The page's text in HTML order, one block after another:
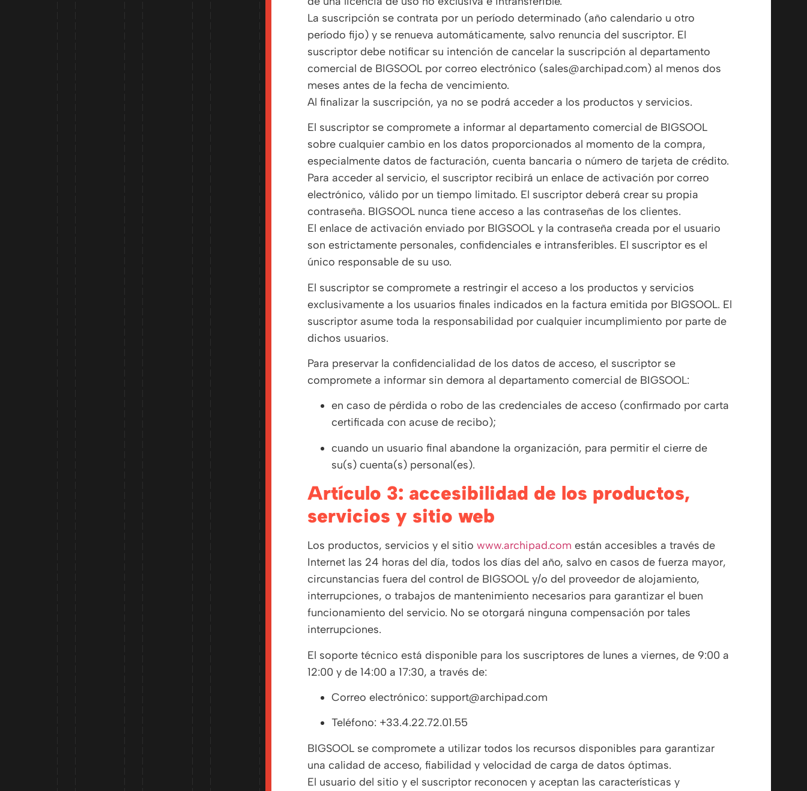
La suscripción se contrata por un período determinado (año calendario u otro
período fijo) y se renueva automáticamente, salvo renuncia del suscriptor. El
suscriptor debe notificar su intención de cancelar la suscripción al departamento
comercial de BIGSOOL por correo electrónico (sales@archipad.com) al menos dos
meses antes de la fecha de vencimiento.
Al finalizar la suscripción, ya no se podrá acceder a los productos y servicios.
El suscriptor se compromete a informar al departamento comercial de BIGSOOL
sobre cualquier cambio en los datos proporcionados al momento de la compra,
especialmente datos de facturación, cuenta bancaria o número de tarjeta de crédito.
Para acceder al servicio, el suscriptor recibirá un enlace de activación por correo
electrónico, válido por un tiempo limitado. El suscriptor deberá crear su propia
contraseña. BIGSOOL nunca tiene acceso a las contraseñas de los clientes.
El enlace de activación enviado por BIGSOOL y la contraseña creada por el usuario
son estrictamente personales, confidenciales e intransferibles. El suscriptor es el
único responsable de su uso.
El suscriptor se compromete a restringir el acceso a los productos y servicios
exclusivamente a los usuarios finales indicados en la factura emitida por BIGSOOL. El
suscriptor asume toda la responsabilidad por cualquier incumplimiento por parte de
dichos usuarios.
Para preservar la confidencialidad de los datos de acceso, el suscriptor se
compromete a informar sin demora al departamento comercial de BIGSOOL:
en caso de pérdida o robo de las credenciales de acceso (confirmado por carta
certificada con acuse de recibo);
cuando un usuario final abandone la organización, para permitir el cierre de
su(s) cuenta(s) personal(es).
artículo 3: accesibilidad de los productos,
servicios y sitio web
Los productos, servicios y el sitiowww.archipad.com están accesibles a través de
Internet las 24 horas del día, todos los días del año, salvo en casos de fuerza mayor,
circunstancias fuera del control de BIGSOOL y/o del proveedor de alojamiento,
interrupciones, o trabajos de mantenimiento necesarios para garantizar el buen
funcionamiento del servicio. No se otorgará ninguna compensación por tales
interrupciones.
El soporte técnico está disponible para los suscriptores de lunes a viernes, de 9:00 a
12:00 y de 14:00 a 17:30, a través de:
Correo electrónico: support@archipad.com
Teléfono: +33.4.22.72.01.55
BIGSOOL se compromete a utilizar todos los recursos disponibles para garantizar
una calidad de acceso, fiabilidad y velocidad de carga de datos óptimas.
El usuario del sitio y el suscriptor reconocen y aceptan las características y